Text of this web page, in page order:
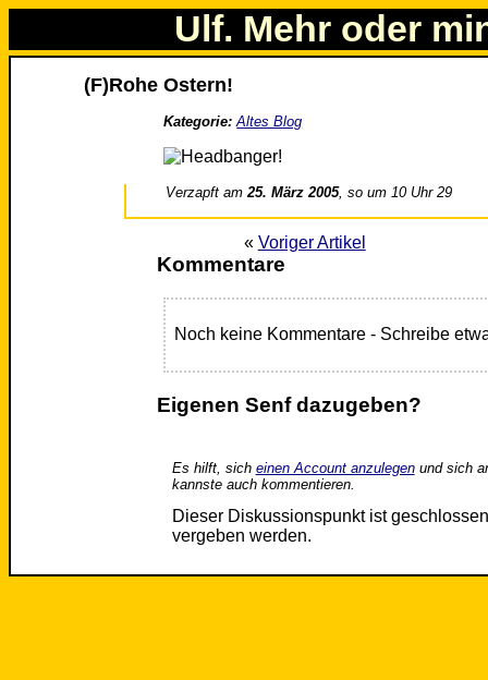
Ulf. Mehr oder
(F)Rohe Ostern!
Kategorie: Altes Blog
Verzapft am25. März 2005, so um 10 Uhr 29
« Voriger Artikel
Kommentare
Noch keine Kommentare - Schreibe
Eigenen Senf dazugeben?
Es hilft, sich einen Account anzulegenund sich
kannste auch kommentieren.
Dieser Diskussionspunkt ist
vergeben werden.